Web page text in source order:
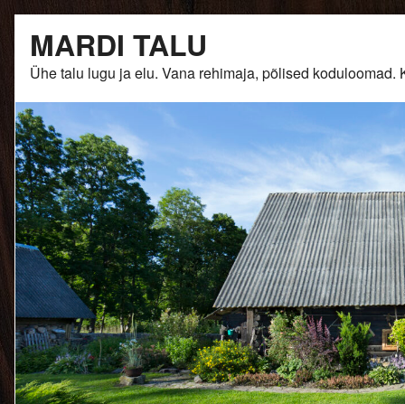
content
MARDI TALU
Ühe talu lugu ja elu. Vana rehimaja, põlised